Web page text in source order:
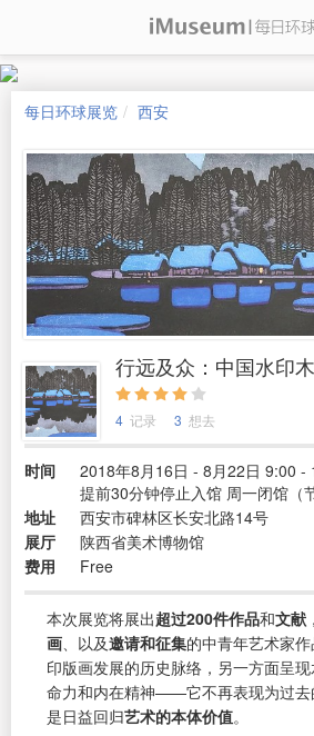
每日环球展览 西安
行远及众：中国水印
4 记录 3 想去
时间
2018年8月16日 - 8月22日 9:00 -
提前30分钟停止入馆 周一闭馆（
地址
西安市碑林区长安北路14号
展厅
陕西省美术博物馆
费用
Free
本次展览将展出超过200件作品和文献
画 、以及邀请和征集的中青年艺术家
印版画发展的历史脉络，另一方面呈
命力和内在精神——它不再表现为过去
是日益回归艺术的本体价值。